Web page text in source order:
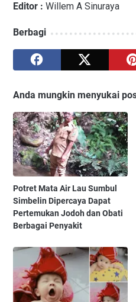
Editor : Willem A Sinuraya
Berbagi
Anda mungkin menyukai
Potret Mata Air Lau Sumbul
Simbelin Dipercaya Dapat
Pertemukan Jodoh dan Obati
Berbagai Penyakit